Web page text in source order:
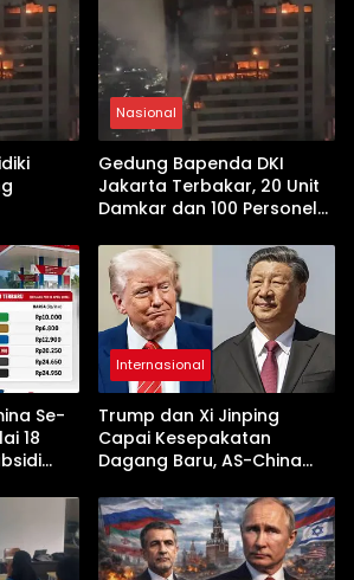
Nasional
Gedung Bapenda DKI
Jakarta Terbakar, 20 Unit
Damkar dan 100 Personel
Se-
18
Internasional
Trump dan Xi Jinping
Capai Kesepakatan
Dagang Baru, AS-China
Jelang Kunjungan Beijing